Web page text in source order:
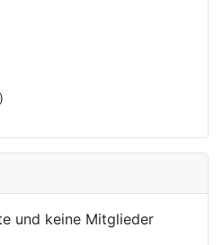
und keine Mitglieder